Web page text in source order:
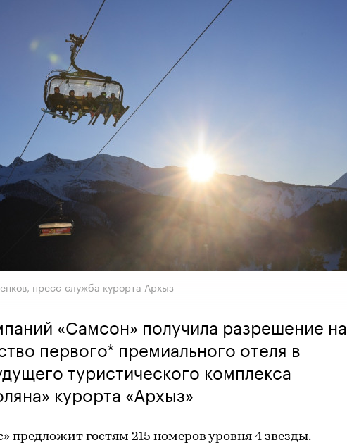
пресс-служба курорта Архыз
«Самсон» получила разрешение на
первого* премиального отеля в
туристического комплекса
курорта «Архыз»
предложит гостям 215 номеров уровня 4 звезды.